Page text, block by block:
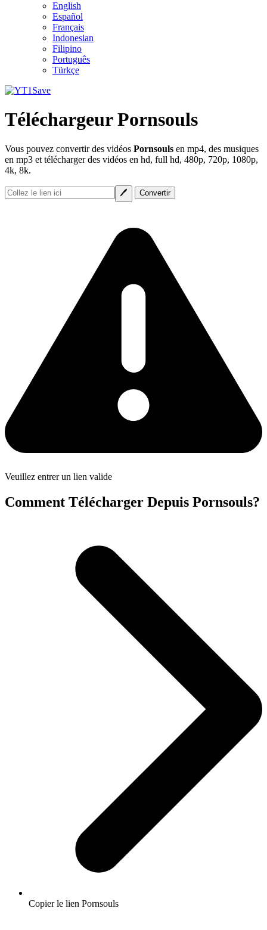
English
Español
Français
Indonesian
Filipino
Português
Türkçe
Téléchargeur Pornsouls
Vous pouvez convertir des vidéos Pornsouls en mp4, des musiques
en mp3 et télécharger des vidéos en hd, full hd, 480p, 720p, 1080p,
4k, 8k.
Veuillez entrer un lien valide
Comment Télécharger Depuis Pornsouls?
Copier le lien Pornsouls